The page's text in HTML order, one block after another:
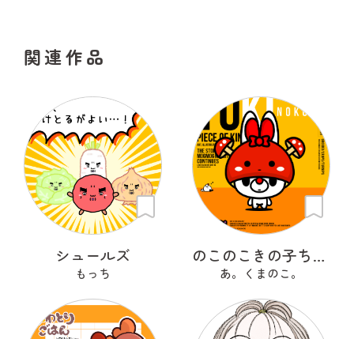
関連作品
シュールズ
もっち
のこのこきの子ちゃん
あ。くまのこ。